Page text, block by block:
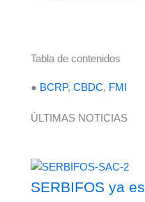
Tabla de contenidos
● BCRP, CBDC, FMI
ÚLTIMAS NOTICIAS
SERBIFOS ya